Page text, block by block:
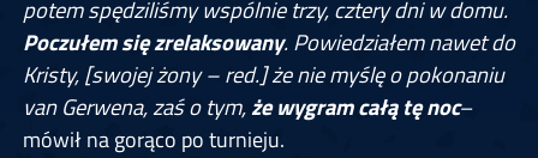
potem spędziliśmy wspólnie trzy, cztery dni w domu.
Poczułem się zrelaksowany. Powiedziałem nawet do
Kristy, [swojej żony – red.] że nie myślę o pokonaniu
van Gerwena, zaś o tym,że wygram całą tę noc–
mówił na gorąco po turnieju.